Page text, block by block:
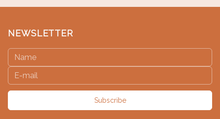
NEWSLETTER
Subscribe